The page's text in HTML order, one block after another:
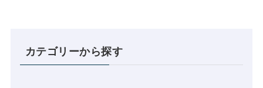
カテゴリーから探す